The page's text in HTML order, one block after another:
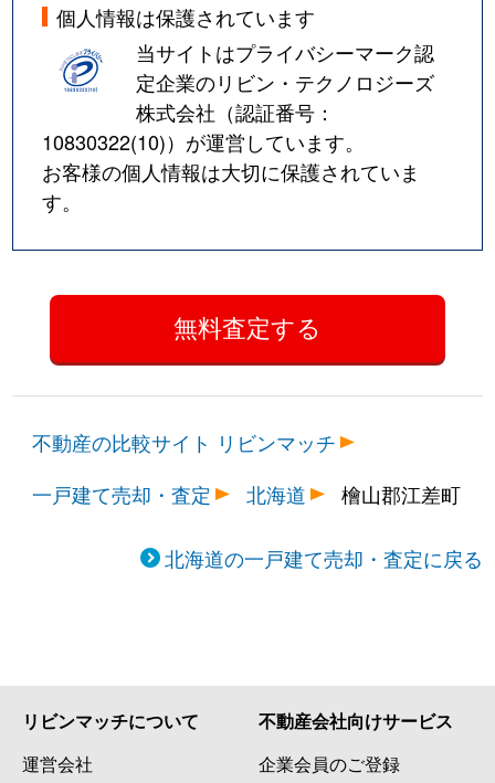
個人情報は保護されています
当サイトはプライバシーマーク認
定企業のリビン・テクノロジーズ
株式会社（認証番号：
10830322(10)）が運営しています。
お客様の個人情報は大切に保護されていま
す。
不動産の比較サイト リビンマッチ
一戸建て売却・査定
北海道 檜山郡江差町
北海道の一戸建て売却・査定に戻る
リビンマッチについて
運営会社
不動産会社向けサービス
企業会員のご登録